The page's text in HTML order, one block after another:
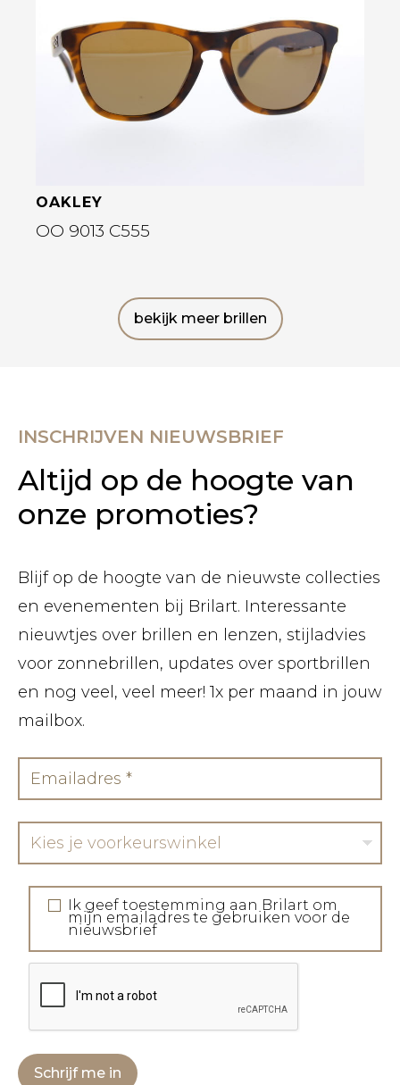
Bekijk deze bril
OAKLEY
OO 9013 C555
bekijk meer brillen
INSCHRIJVEN NIEUWSBRIEF
Altijd op de hoogte van
onze promoties?
Blijf op de hoogte van de nieuwste collecties
en evenementen bij Brilart. Interessante
nieuwtjes over brillen en lenzen, stijladvies
voor zonnebrillen, updates over sportbrillen
en nog veel, veel meer! 1x per maand in jouw
mailbox.
Kies je voorkeurswinkel
Ik geef toestemming aan Brilart om
mijn emailadres te gebruiken voor de
nieuwsbrief
Schrijf me in